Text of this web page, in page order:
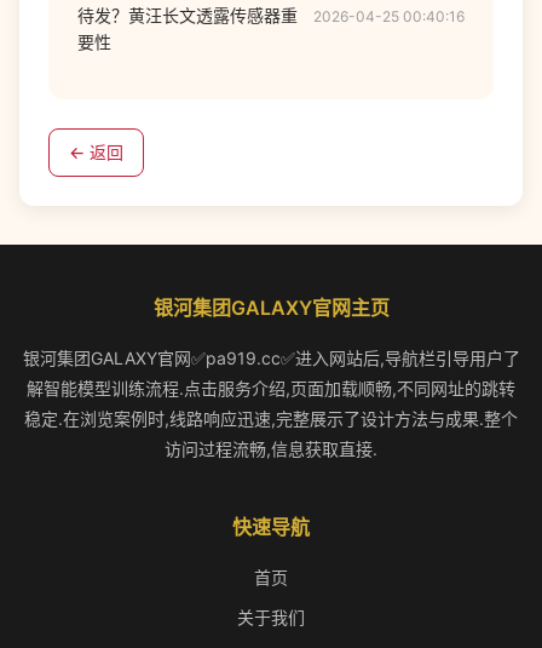
待发？黄汪长文透露传感器重
要性
2026-04-25 00:40:16
← 返回
银河集团GALAXY官网主页
银河集团GALAXY官网✅pa919.cc✅进入网站后,导航栏引导用户了
解智能模型训练流程.点击服务介绍,页面加载顺畅,不同网址的跳转
稳定.在浏览案例时,线路响应迅速,完整展示了设计方法与成果.整个
访问过程流畅,信息获取直接.
快速导航
首页
关于我们